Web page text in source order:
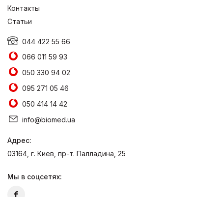
Контакты
Статьи
044 422 55 66
066 011 59 93
050 330 94 02
095 271 05 46
050 414 14 42
info@biomed.ua
Адрес:
03164, г. Киев, пр-т. Палладина, 25
Мы в соцсетях: